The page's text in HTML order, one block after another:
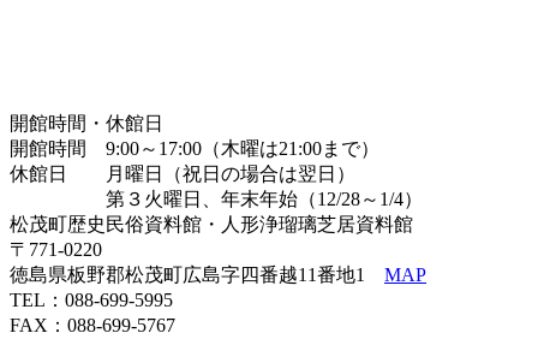
開館時間・休館日
開館時間 9:00～17:00（木曜は21:00まで）
休館日 月曜日（祝日の場合は翌日）
第３火曜日、年末年始（12/28～1/4）
松茂町歴史民俗資料館・人形浄瑠璃芝居資料館
〒771-0220
徳島県板野郡松茂町広島字四番越11番地1 MAP
TEL：088-699-5995
FAX：088-699-5767